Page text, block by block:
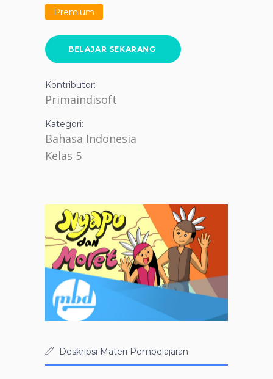
Premium
BELAJAR SEKARANG
Kontributor:
Primaindisoft
Kategori:
Bahasa Indonesia
Kelas 5
Deskripsi Materi Pembelajaran